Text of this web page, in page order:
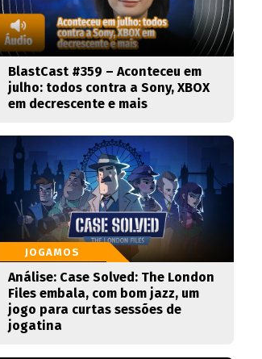
BlastCast #359 – Aconteceu em
julho: todos contra a Sony, XBOX
em decrescente e mais
JOGAMOS
Análise: Case Solved: The London
Files embala, com bom jazz, um
jogo para curtas sessões de
jogatina